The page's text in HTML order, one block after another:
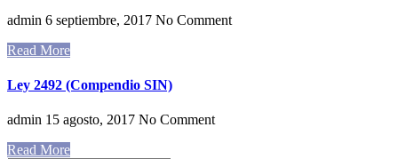
admin 6 septiembre, 2017 No Comment
Read More
Ley 2492 (Compendio SIN)
admin 15 agosto, 2017 No Comment
Read More